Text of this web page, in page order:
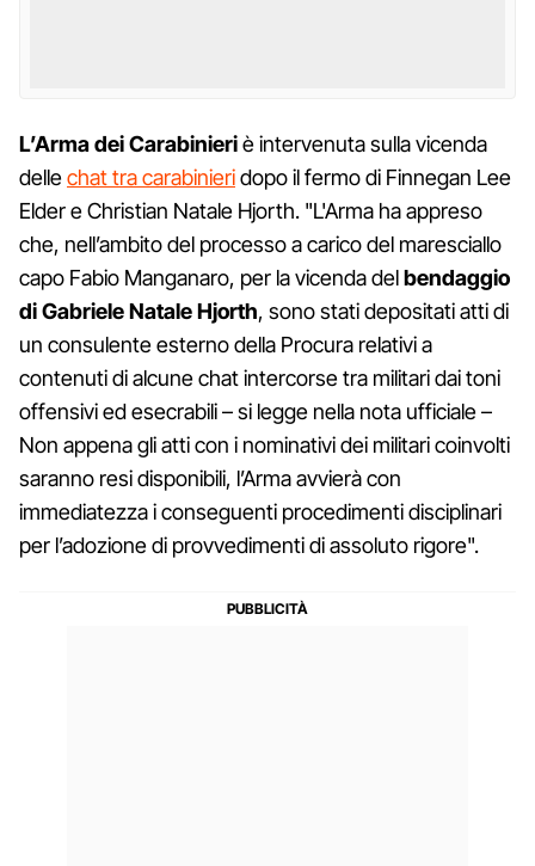
L’Arma dei Carabinieriè intervenuta sulla vicenda
dellechat tra carabinieridopo il fermo di Finnegan Lee
Elder e Christian Natale Hjorth. "L'Arma ha appreso
che, nell’ambito del processo a carico del maresciallo
capo Fabio Manganaro, per la vicenda delbendaggio
di Gabriele Natale Hjorth, sono stati depositati atti di
un consulente esterno della Procura relativi a
contenuti di alcune chat intercorse tra militari dai toni
offensivi ed esecrabili – si legge nella nota ufficiale –
Non appena gli atti con i nominativi dei militari coinvolti
saranno resi disponibili, l’Arma avvierà con
immediatezza i conseguenti procedimenti disciplinari
per l’adozione di provvedimenti di assoluto rigore".